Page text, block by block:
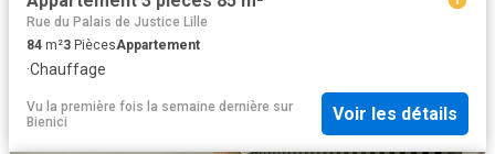
Rue du Palais de Justice Lille
84 m²3 PiècesAppartement
·Chauffage
Vu la première fois la semaine dernière sur
Bienici
Voir les détails